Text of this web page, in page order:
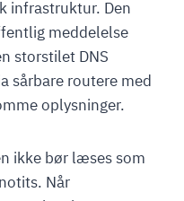
infrastruktur. Den
meddelelse
storstilet DNS
sårbare routere med
oplysninger.
ikke bør læses som
Når